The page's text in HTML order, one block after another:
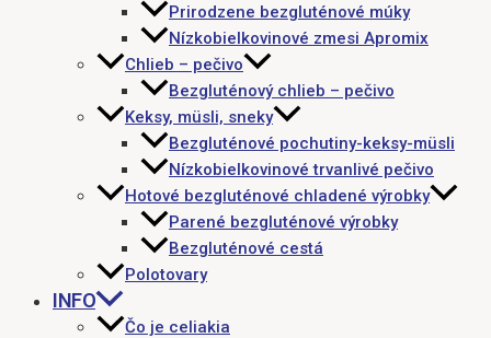
Prirodzene bezgluténové múky
Nízkobielkovinové zmesi Apromix
Chlieb – pečivo
Bezgluténový chlieb – pečivo
Keksy, müsli, sneky
Bezgluténové pochutiny-keksy-müsli
Nízkobielkovinové trvanlivé pečivo
Hotové bezgluténové chladené výrobky
Parené bezgluténové výrobky
Bezgluténové cestá
Polotovary
INFO
Čo je celiakia